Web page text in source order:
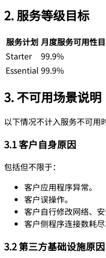
2. 服务等级目标
服务计划 月度服务可用性
Starter
99.9%
Essential 99.9%
3. 不可用场景说明
以下情况不计入服务不可用
3.1 客户自身原因
包括但不限于：
客户应用程序异常。
客户误操作。
客户自行修改网络、
客户侧程序连接数耗尽
3.2 第三方基础设施原因